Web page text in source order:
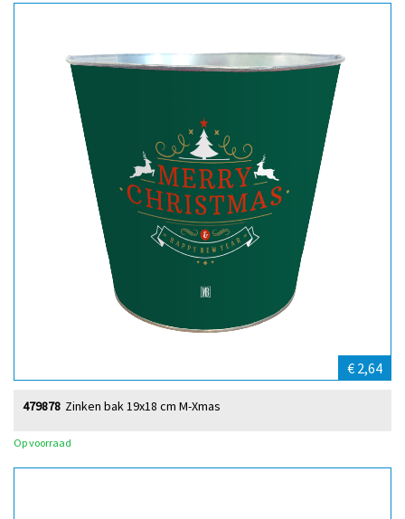
€ 2,64
Zinken bak 19x18 cm M-Xmas
479878
Op voorraad